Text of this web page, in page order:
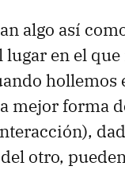
algo así
lugar en el
hollemos
mejor forma
otro,